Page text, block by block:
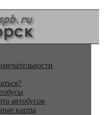
автобусов
карты